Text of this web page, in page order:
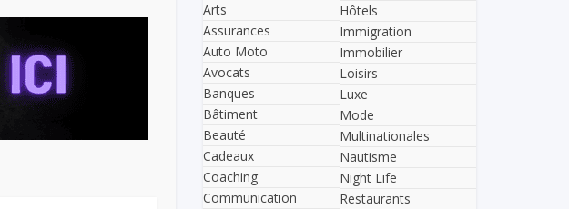
Arts
Assurances
Auto Moto
Avocats
Banques
Bâtiment
Beauté
Cadeaux
Coaching
Communication
Hôtels
Immigration
Immobilier
Loisirs
Luxe
Mode
Multinationales
Nautisme
Night Life
Restaurants